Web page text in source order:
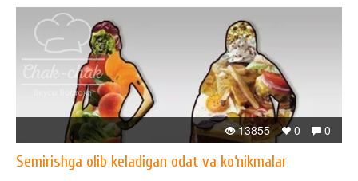
0
0
13855
Semirishga olib keladigan odat va ko‘nikmalar